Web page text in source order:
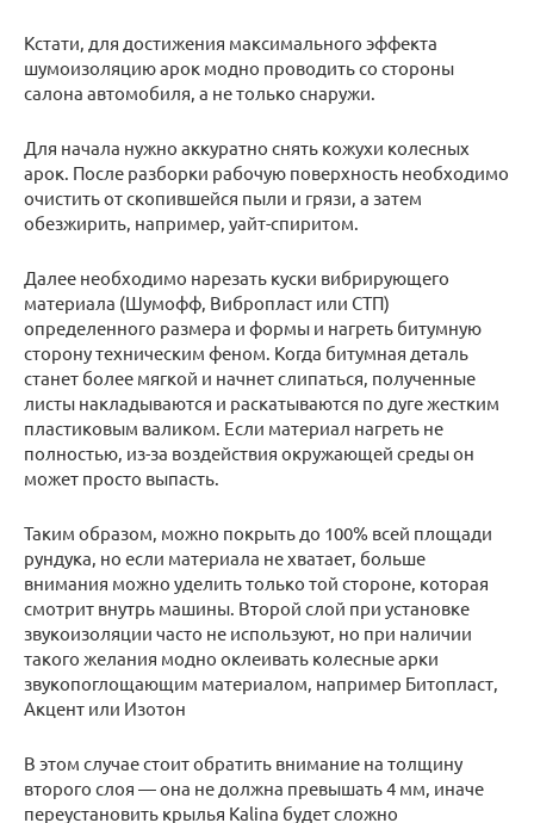
Кстати, для достижения максимального эффекта
шумоизоляцию арок модно проводить со стороны
салона автомобиля, а не только снаружи.
Для начала нужно аккуратно снять кожухи колесных
арок. После разборки рабочую поверхность необходимо
очистить от скопившейся пыли и грязи, а затем
обезжирить, например, уайт-спиритом.
Далее необходимо нарезать куски вибрирующего
материала (Шумофф, Вибропласт или СТП)
определенного размера и формы и нагреть битумную
сторону техническим феном. Когда битумная деталь
станет более мягкой и начнет слипаться, полученные
листы накладываются и раскатываются по дуге жестким
пластиковым валиком. Если материал нагреть не
полностью, из-за воздействия окружающей среды он
может просто выпасть.
Таким образом, можно покрыть до 100% всей площади
рундука, но если материала не хватает, больше
внимания можно уделить только той стороне, которая
смотрит внутрь машины. Второй слой при установке
звукоизоляции часто не используют, но при наличии
такого желания модно оклеивать колесные арки
звукопоглощающим материалом, например Битопласт,
Акцент или Изотон
В этом случае стоит обратить внимание на толщину
второго слоя — она ​​не должна превышать 4 мм, иначе
переустановить крылья Kalina будет сложно